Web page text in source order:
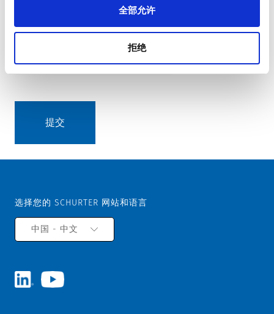
全部允许
拒绝
我同意接受一般条款和条件以及隐私政策。
选择您的 SCHURTER 网站和语言
中国 - 中文